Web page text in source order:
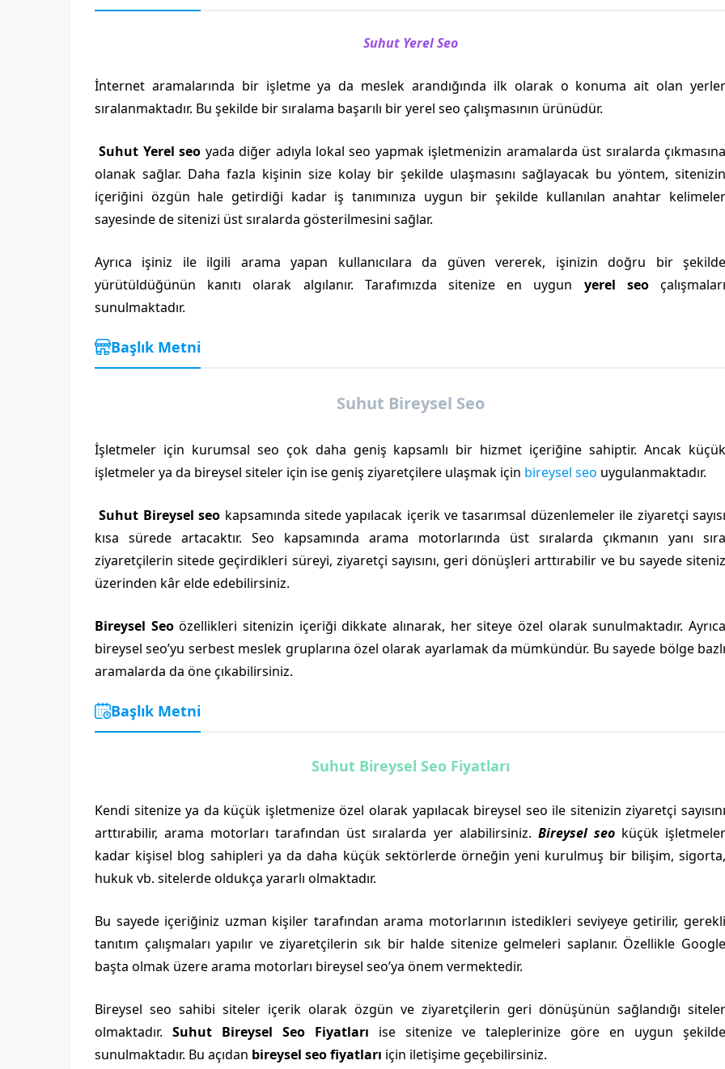
Suhut Yerel Seo
İnternet aramalarında bir işletme ya da meslek arandığında ilk olarak o konuma ait olan yerler
sıralanmaktadır. Bu şekilde bir sıralama başarılı bir yerel seo çalışmasının ürünüdür.
Suhut Yerel seo yada diğer adıyla lokal seo yapmak işletmenizin aramalarda üst sıralarda çıkmasına
olanak sağlar. Daha fazla kişinin size kolay bir şekilde ulaşmasını sağlayacak bu yöntem, sitenizin
içeriğini özgün hale getirdiği kadar iş tanımınıza uygun bir şekilde kullanılan anahtar kelimeler
sayesinde de sitenizi üst sıralarda gösterilmesini sağlar.
Ayrıca işiniz ile ilgili arama yapan kullanıcılara da güven vererek, işinizin doğru bir şekilde
yürütüldüğünün kanıtı olarak algılanır. Tarafımızda sitenize en uygun yerel seoçalışmaları
sunulmaktadır.
Başlık Metni
Suhut Bireysel Seo
İşletmeler için kurumsal seo çok daha geniş kapsamlı bir hizmet içeriğine sahiptir. Ancak küçük
işletmeler ya da bireysel siteler için ise geniş ziyaretçilere ulaşmak için bireysel seo uygulanmaktadır.
Suhut Bireysel seo kapsamında sitede yapılacak içerik ve tasarımsal düzenlemeler ile ziyaretçi sayısı
kısa sürede artacaktır. Seo kapsamında arama motorlarında üst sıralarda çıkmanın yanı sıra
ziyaretçilerin sitede geçirdikleri süreyi, ziyaretçi sayısını, geri dönüşleri arttırabilir ve bu sayede siteniz
üzerinden kâr elde edebilirsiniz.
Bireysel Seoözellikleri sitenizin içeriği dikkate alınarak, her siteye özel olarak sunulmaktadır. Ayrıca
bireysel seo’yu serbest meslek gruplarına özel olarak ayarlamak da mümkündür. Bu sayede bölge bazlı
aramalarda da öne çıkabilirsiniz.
Başlık Metni
Suhut Bireysel Seo Fiyatları
Kendi sitenize ya da küçük işletmenize özel olarak yapılacak bireysel seo ile sitenizin ziyaretçi sayısını
arttırabilir, arama motorları tarafından üst sıralarda yer alabilirsiniz. Bireysel seoküçük işletmeler
kadar kişisel blog sahipleri ya da daha küçük sektörlerde örneğin yeni kurulmuş bir bilişim, sigorta,
hukuk vb. sitelerde oldukça yararlı olmaktadır.
Bu sayede içeriğiniz uzman kişiler tarafından arama motorlarının istedikleri seviyeye getirilir, gerekli
tanıtım çalışmaları yapılır ve ziyaretçilerin sık bir halde sitenize gelmeleri saplanır. Özellikle Google
başta olmak üzere arama motorları bireysel seo’ya önem vermektedir.
Bireysel seo sahibi siteler içerik olarak özgün ve ziyaretçilerin geri dönüşünün sağlandığı siteler
olmaktadır. Suhut Bireysel Seo Fiyatları ise sitenize ve taleplerinize göre en uygun şekilde
sunulmaktadır. Bu açıdan bireysel seo fiyatları için iletişime geçebilirsiniz.